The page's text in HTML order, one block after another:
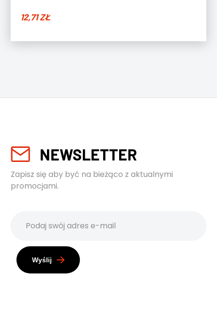
12,71ZŁ
NEWSLETTER
Zapisz się aby być na bieżąco z aktualnymi
promocjami.
Wyślij